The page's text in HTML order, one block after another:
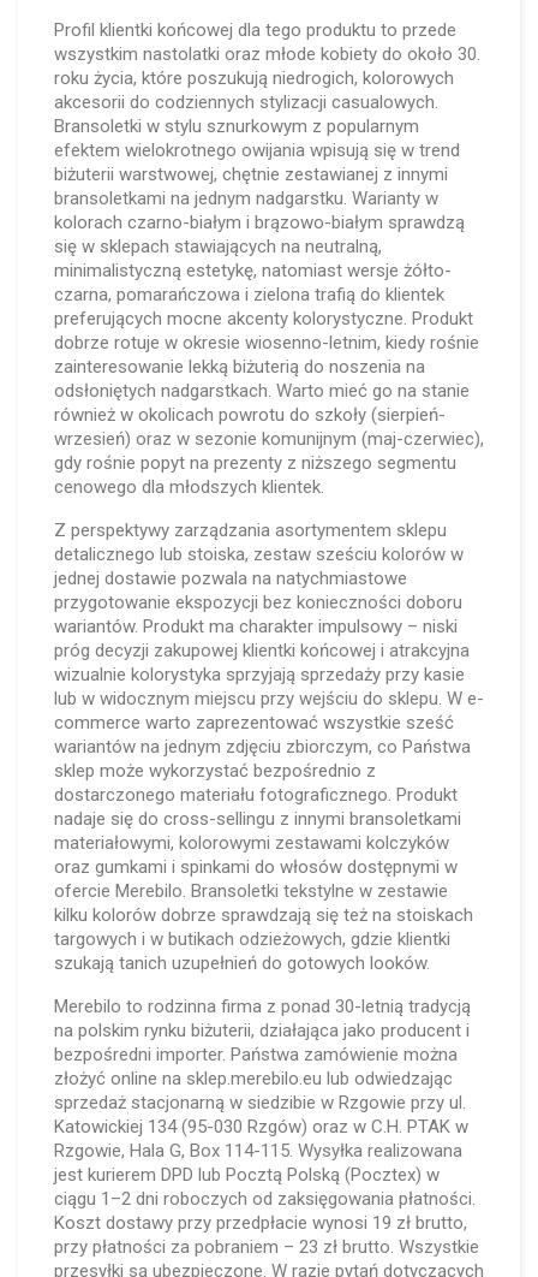
Profil klientki końcowej dla tego produktu to przede
wszystkim nastolatki oraz młode kobiety do około 30.
roku życia, które poszukują niedrogich, kolorowych
akcesorii do codziennych stylizacji casualowych.
Bransoletki w stylu sznurkowym z popularnym
efektem wielokrotnego owijania wpisują się w trend
biżuterii warstwowej, chętnie zestawianej z innymi
bransoletkami na jednym nadgarstku. Warianty w
kolorach czarno-białym i brązowo-białym sprawdzą
się w sklepach stawiających na neutralną,
minimalistyczną estetykę, natomiast wersje żółto-
czarna, pomarańczowa i zielona trafią do klientek
preferujących mocne akcenty kolorystyczne. Produkt
dobrze rotuje w okresie wiosenno-letnim, kiedy rośnie
zainteresowanie lekką biżuterią do noszenia na
odsłoniętych nadgarstkach. Warto mieć go na stanie
również w okolicach powrotu do szkoły (sierpień-
wrzesień) oraz w sezonie komunijnym (maj-czerwiec),
gdy rośnie popyt na prezenty z niższego segmentu
cenowego dla młodszych klientek.
Z perspektywy zarządzania asortymentem sklepu
detalicznego lub stoiska, zestaw sześciu kolorów w
jednej dostawie pozwala na natychmiastowe
przygotowanie ekspozycji bez konieczności doboru
wariantów. Produkt ma charakter impulsowy – niski
próg decyzji zakupowej klientki końcowej i atrakcyjna
wizualnie kolorystyka sprzyjają sprzedaży przy kasie
lub w widocznym miejscu przy wejściu do sklepu. W e-
commerce warto zaprezentować wszystkie sześć
wariantów na jednym zdjęciu zbiorczym, co Państwa
sklep może wykorzystać bezpośrednio z
dostarczonego materiału fotograficznego. Produkt
nadaje się do cross-sellingu z innymi bransoletkami
materiałowymi, kolorowymi zestawami kolczyków
oraz gumkami i spinkami do włosów dostępnymi w
ofercie Merebilo. Bransoletki tekstylne w zestawie
kilku kolorów dobrze sprawdzają się też na stoiskach
targowych i w butikach odzieżowych, gdzie klientki
szukają tanich uzupełnień do gotowych looków.
Merebilo to rodzinna firma z ponad 30-letnią tradycją
na polskim rynku biżuterii, działająca jako producent i
bezpośredni importer. Państwa zamówienie można
złożyć online na sklep.merebilo.eu lub odwiedzając
sprzedaż stacjonarną w siedzibie w Rzgowie przy ul.
Katowickiej 134 (95-030 Rzgów) oraz w C.H. PTAK w
Rzgowie, Hala G, Box 114-115. Wysyłka realizowana
jest kurierem DPD lub Pocztą Polską (Pocztex) w
ciągu 1–2 dni roboczych od zaksięgowania płatności.
Koszt dostawy przy przedpłacie wynosi 19 zł brutto,
przy płatności za pobraniem – 23 zł brutto. Wszystkie
przesyłki są ubezpieczone. W razie pytań dotyczących